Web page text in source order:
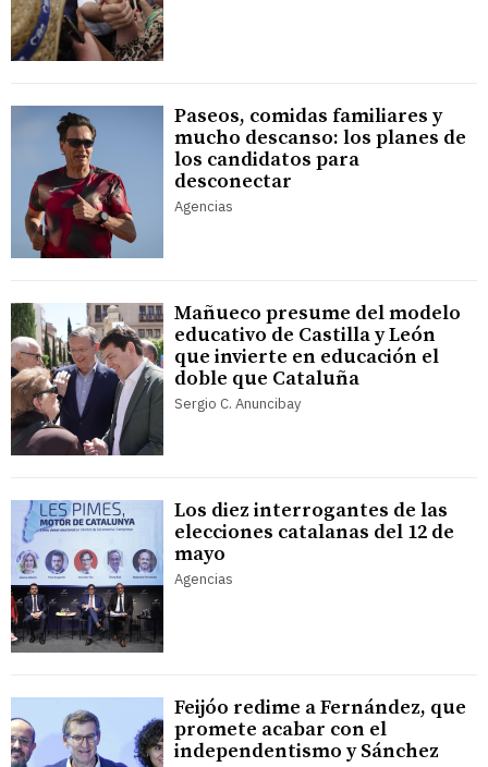
Paseos, comidas familiares y
mucho descanso: los planes de
los candidatos para
desconectar
Agencias
Mañueco presume del modelo
educativo de Castilla y León
que invierte en educación el
doble que Cataluña
Sergio C. Anuncibay
Los diez interrogantes de las
elecciones catalanas del 12 de
mayo
Agencias
Feijóo redime a Fernández, que
promete acabar con el
independentismo y Sánchez